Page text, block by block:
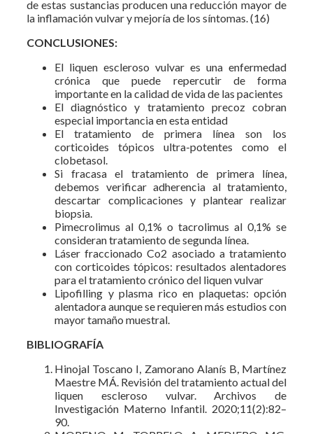
de estas sustancias producen una reducción mayor de
la inflamación vulvar y mejoría de los síntomas. (16)
CONCLUSIONES:
El liquen escleroso vulvar es una enfermedad
crónica que puede repercutir de forma
importante en la calidad de vida de las pacientes
El diagnóstico y tratamiento precoz cobran
especial importancia en esta entidad
El tratamiento de primera línea son los
corticoides tópicos ultra-potentes como el
clobetasol.
Si fracasa el tratamiento de primera línea,
debemos verificar adherencia al tratamiento,
descartar complicaciones y plantear realizar
biopsia.
Pimecrolimus al 0,1% o tacrolimus al 0,1% se
consideran tratamiento de segunda línea.
Láser fraccionado Co2 asociado a tratamiento
con corticoides tópicos: resultados alentadores
para el tratamiento crónico del liquen vulvar
Lipofilling y plasma rico en plaquetas: opción
alentadora aunque se requieren más estudios con
mayor tamaño muestral.
BIBLIOGRAFÍA
Hinojal Toscano I, Zamorano Alanís B, Martínez
Maestre MÁ. Revisión del tratamiento actual del
liquen escleroso vulvar. Archivos de
Investigación Materno Infantil. 2020;11(2):82–
90.